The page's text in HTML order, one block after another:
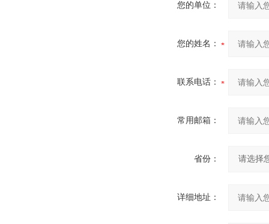
您的单位：
您的姓名：
联系电话：
常用邮箱：
省份：
详细地址：